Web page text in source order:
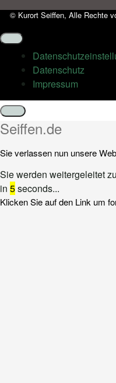
© Kurort Seiffen, Alle Rechte
Datenschutz
Impressum
Schließen
Seiffen.de
Sie verlassen nun unsere
Sie werden weitergeleitet zu
in 5seconds...
Klicken Sie auf den Link um